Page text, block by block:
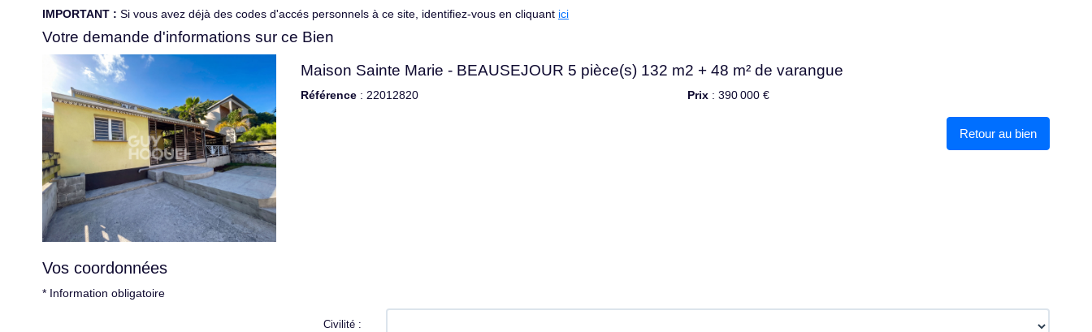
IMPORTANT : Si vous avez déjà des codes d'accés personnels à ce site, identifiez-vous en cliquant ici
Votre demande d'informations sur ce Bien
Maison Sainte Marie - BEAUSEJOUR 5 pièce(s) 132 m2 + 48 m² de varangue
Référence: 22012820 Prix: 390 000 €
Retour au bien
Vos coordonnées
* Information obligatoire
Civilité :